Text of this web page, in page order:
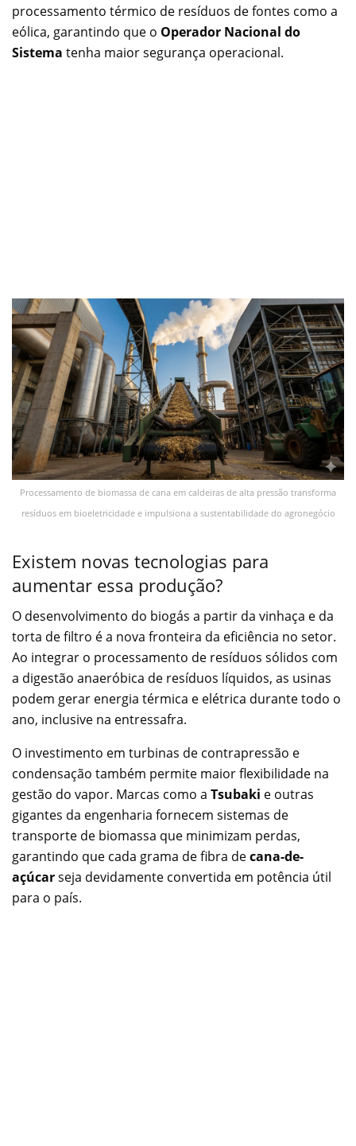
processamento térmico de resíduos de fontes como a
eólica, garantindo que o Operador Nacional do
Sistema tenha maior segurança operacional.
Processamento de biomassa de cana em caldeiras de alta pressão transforma
resíduos em bioeletricidade e impulsiona a sustentabilidade do agronegócio
Existem novas tecnologias para
aumentar essa produção?
O desenvolvimento do biogás a partir da vinhaça e da
torta de filtro é a nova fronteira da eficiência no setor.
Ao integrar o processamento de resíduos sólidos com
a digestão anaeróbica de resíduos líquidos, as usinas
podem gerar energia térmica e elétrica durante todo o
ano, inclusive na entressafra.
O investimento em turbinas de contrapressão e
condensação também permite maior flexibilidade na
gestão do vapor. Marcas como a Tsubaki e outras
gigantes da engenharia fornecem sistemas de
transporte de biomassa que minimizam perdas,
garantindo que cada grama de fibra decana-de-
açúcarseja devidamente convertida em potência útil
para o país.